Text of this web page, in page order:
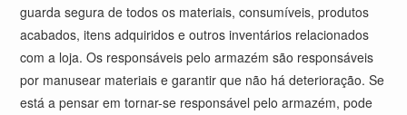
guarda segura de todos os materiais, consumíveis, produtos
acabados, itens adquiridos e outros inventários relacionados
com a loja. Os responsáveis pelo armazém são responsáveis
por manusear materiais e garantir que não há deterioração. Se
está a pensar em tornar-se responsável pelo armazém, pode